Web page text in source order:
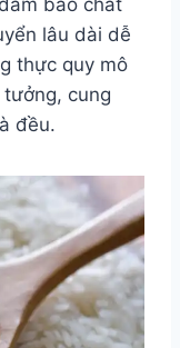
bảo chất
lâu dài dễ
thực quy mô
cung
đều.